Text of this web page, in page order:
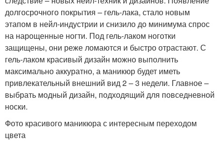
долгосрочного покрытия – гель-лака, стало новым
этапом в нейл-индустрии и снизило до минимума спрос
на нарощенные ногти. Под гель-лаком ноготки
защищены, они реже ломаются и быстро отрастают. С
гель-лаком красивый дизайн можно выполнить
максимально аккуратно, а маникюр будет иметь
привлекательный внешний вид 2 – 3 недели. Главное –
выбрать модный дизайн, подходящий для повседневной
носки.
Фото красивого маникюра с интересным переходом
цвета